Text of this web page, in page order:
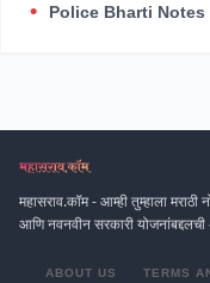
Police Bharti Notes
महासराव.कॉम - आम्ही तुम्हाला मराठी
आणि नवनवीन सरकारी योजनांबद्दलची
ABOUT US TERMS